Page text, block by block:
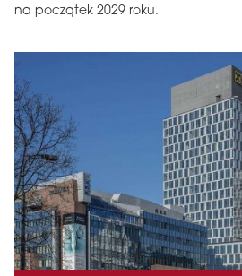
na początek 2029 roku.